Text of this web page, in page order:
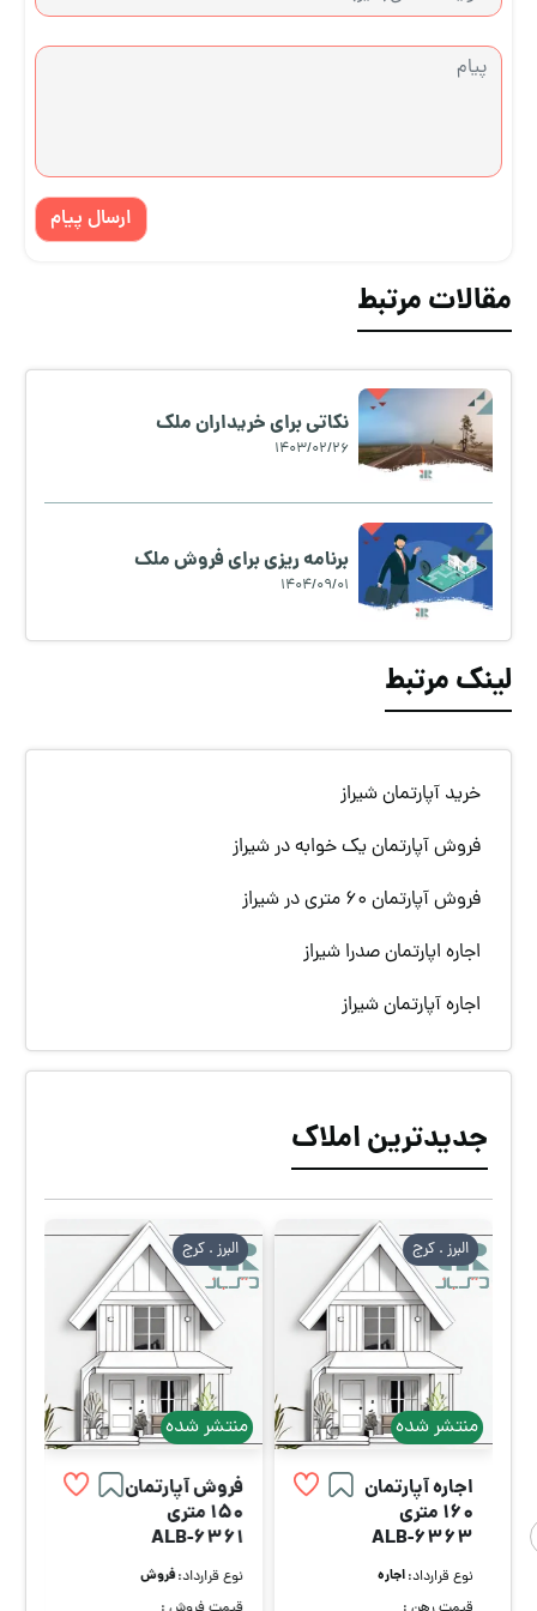
ارسال پیام
مقالات مرتبط
نکاتی برای خریداران ملک
1403/02/26
برنامه ریزی برای فروش ملک
1404/09/01
لینک مرتبط
خرید آپارتمان شیراز
فروش آپارتمان یک خوابه در شیراز
فروش آپارتمان 60 متری در شیراز
اجاره اپارتمان صدرا شیراز
اجاره آپارتمان شیراز
جدیدترین املاک
منتشر شده
البرز . كرج
اجاره آپارتمان
160 متری
ALB-6363
نوع قرارداد:اجاره
منتشر شده
البرز . كرج
فروش آپارتمان
150 متری
ALB-6361
نوع قرارداد:فروش